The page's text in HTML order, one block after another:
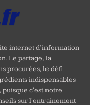
internet d’information
Le partage, la
procurées, le défi
indispensables
c'est notre
sur l'entrainement